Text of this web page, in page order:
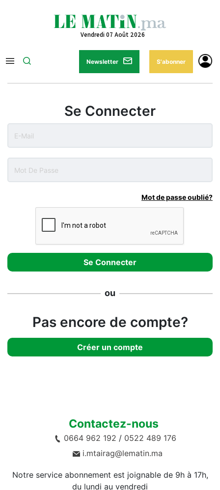
Vendredi 07 Août 2026
Newsletter S'abonner
Se Connecter
Mot de passe oublié?
ou
Pas encore de compte?
Créer un compte
Contactez-nous
0664 962 192 / 0522 489 176
i.mtairag@lematin.ma
Notre service abonnement est joignable de 9h à 17h,
du lundi au vendredi